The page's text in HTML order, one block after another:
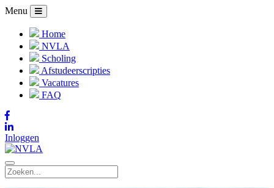
Menu
Home
NVLA
Scholing
Afstudeerscripties
Vacatures
FAQ
Inloggen